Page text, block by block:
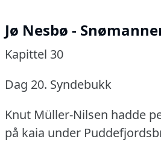
Jø Nesbø -
Kapittel 30
Dag 20. Syndebukk
Knut Müller-Nilsen hadde
på kaia under